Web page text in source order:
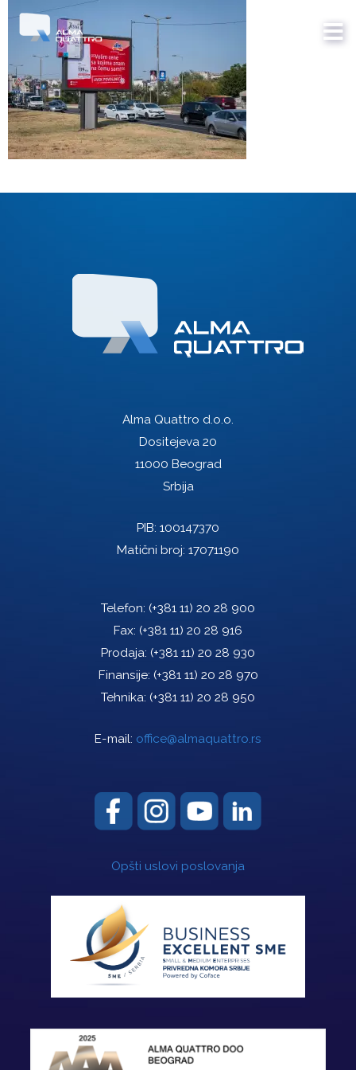
Alma Quattro d.o.o.
Dositejeva 20
11000 Beograd
Srbija
PIB: 100147370
Matični broj: 17071190
Telefon: (+381 11) 20 28 900
Fax: (+381 11) 20 28 916
Prodaja: (+381 11) 20 28 930
Finansije: (+381 11) 20 28 970
Tehnika: (+381 11) 20 28 950
E-mail: office@almaquattro.rs
Opšti uslovi poslovanja